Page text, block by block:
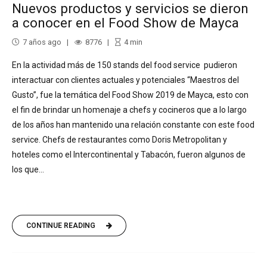
Nuevos productos y servicios se dieron
a conocer en el Food Show de Mayca
7 años ago 8776 4min
En la actividad más de 150 stands del food service pudieron
interactuar con clientes actuales y potenciales “Maestros del
Gusto”, fue la temática del Food Show 2019 de Mayca, esto con
el fin de brindar un homenaje a chefs y cocineros que a lo largo
de los años han mantenido una relación constante con este food
service. Chefs de restaurantes como Doris Metropolitan y
hoteles como el Intercontinental y Tabacón, fueron algunos de
los que...
CONTINUE READING